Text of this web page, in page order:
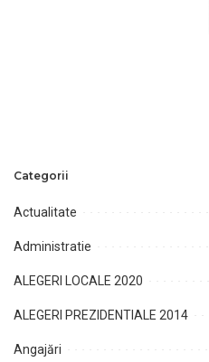
Categorii
Actualitate
Administratie
ALEGERI LOCALE 2020
ALEGERI PREZIDENTIALE 2014
Angajări